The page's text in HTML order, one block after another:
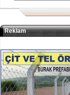
Reklam